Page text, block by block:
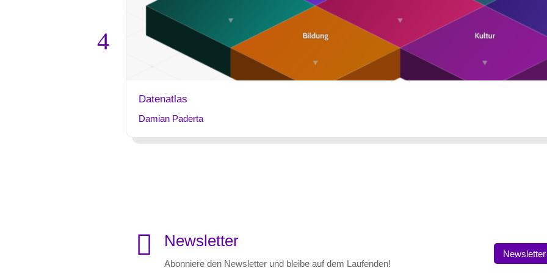
Datenatlas
Damian Paderta
 Newsletter
Abonniere den Newsletter und bleibe auf dem Laufenden!